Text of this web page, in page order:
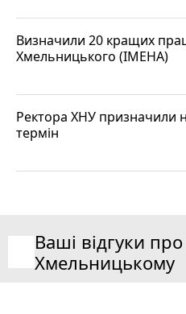
Визначили 20 кращих
Хмельницького (ІМЕНА)
Ректора ХНУ призначили
термін
Ваші відгуки
Хмельницькому